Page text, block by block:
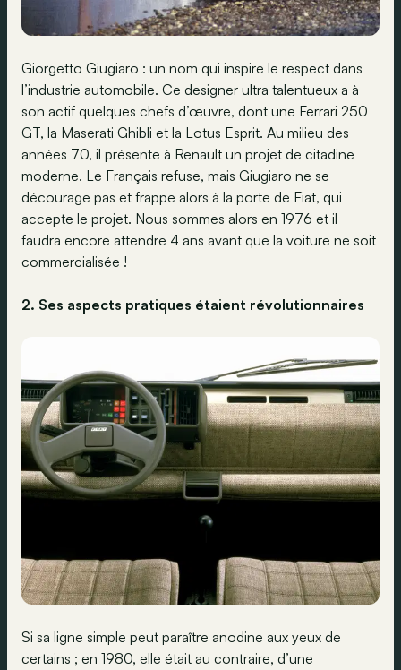
Giorgetto Giugiaro : un nom qui inspire le respect dans
l’industrie automobile. Ce designer ultra talentueux a à
son actif quelques chefs d’œuvre, dont une Ferrari 250
GT, la Maserati Ghibli et la Lotus Esprit. Au milieu des
années 70, il présente à Renault un projet de citadine
moderne. Le Français refuse, mais Giugiaro ne se
décourage pas et frappe alors à la porte de Fiat, qui
accepte le projet. Nous sommes alors en 1976 et il
faudra encore attendre 4 ans avant que la voiture ne soit
commercialisée !
2. Ses aspects pratiques étaient révolutionnaires
Si sa ligne simple peut paraître anodine aux yeux de
certains ; en 1980, elle était au contraire, d’une